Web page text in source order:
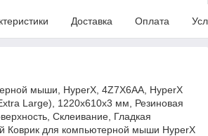
Доставка Оплата
мыши, HyperX, 4Z7X6AA, HyperX
Large), 1220x610x3 мм, Резиновая
Склеивание, Гладкая
Коврик для компьютерной мыши HyperX